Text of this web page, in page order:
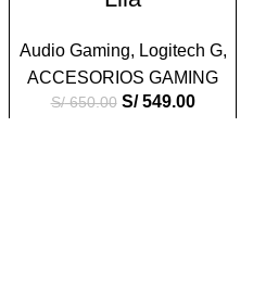
Audio Gaming, Logitech G,
ACCESORIOS GAMING
S/650.00 S/549.00